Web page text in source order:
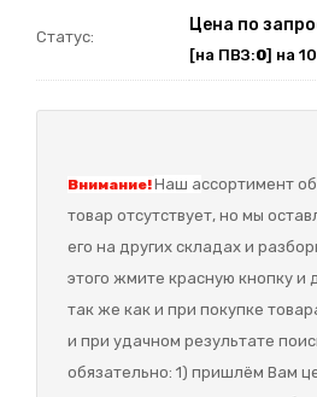
Статус:
Цена по
[на ПВЗ:0] на
Внимание!Наш ассортимент
товар отсутствует, но мы
его на других складах и
этого жмите красную кнопку и
так же как и при покупке
и при удачном результате
обязательно: 1) пришлём Вам